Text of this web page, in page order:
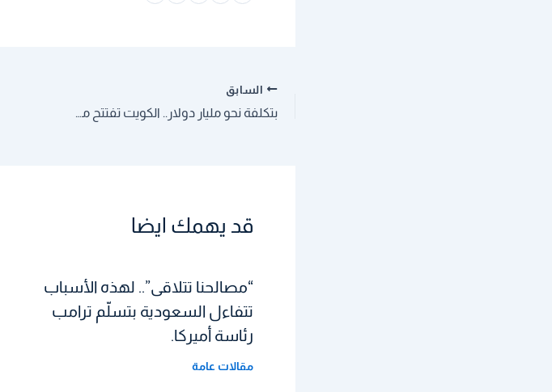
السابق
بتكلفة نحو مليار دولار.. الكويت تفتتح مستشفى جديداً ممنوع على أغلب السكان دخوله
قد يهمك ايضا
“مصالحنا تتلاقى”.. لهذه الأسباب
تتفاءل السعودية بتسلّم ترامب
رئاسة أميركا.
مقالات عامة